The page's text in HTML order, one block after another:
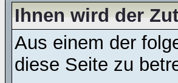
Ihnen wird der
Aus einem der
diese Seite zu